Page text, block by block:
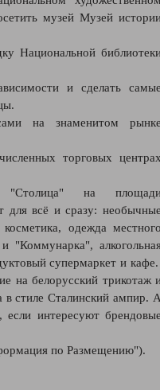
музей Музей
Национальной
и сделать
на знаменитом
торговых
"Столица" на
для всё и сразу:
одежда
"Коммунарка",
супермаркет и
на белорусский трикотаж
в стиле Сталинский ампир.
интересуют
по Размещению").